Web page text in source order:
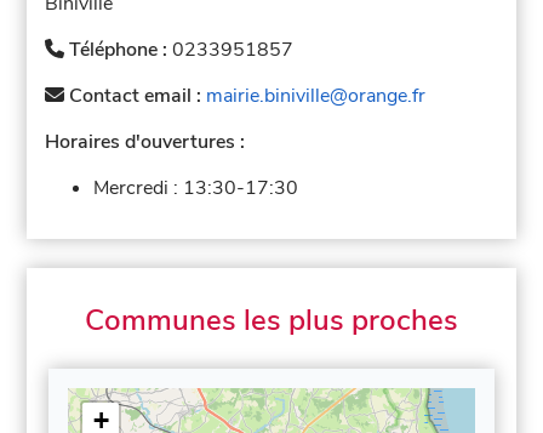
Téléphone :0233951857
Contact email : mairie.biniville@orange.fr
Horaires d'ouvertures :
Mercredi : 13:30-17:30
Communes les plus proches
+